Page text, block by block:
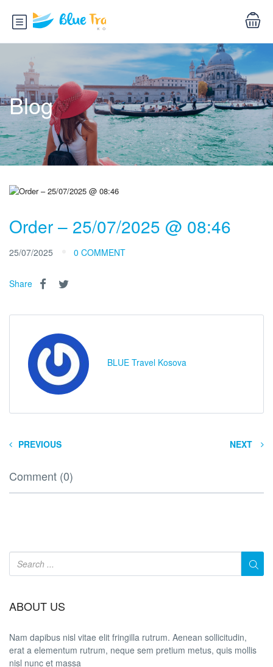
Blog
Order – 25/07/2025 @ 08:46
25/07/2025 0 COMMENT
Share
BLUE Travel Kosova
PREVIOUS NEXT
Comment (0)
ABOUT US
Nam dapibus nisl vitae elit fringilla rutrum. Aenean sollicitudin,
erat a elementum rutrum, neque sem pretium metus, quis mollis
nisl nunc et massa